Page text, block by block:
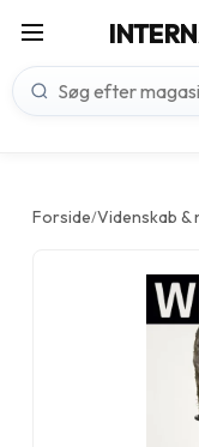
Forside/Videnskab &